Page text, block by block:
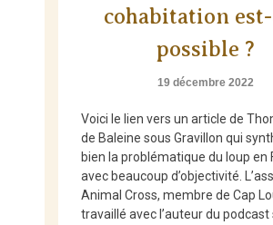
cohabitation
possible ?
19 décembre 2022
Voici le lien vers un article de
de Baleine sous Gravillon qui
bien la problématique du loup en
avec beaucoup d’objectivité.
Animal Cross, membre de Cap
travaillé avec l’auteur du podcast